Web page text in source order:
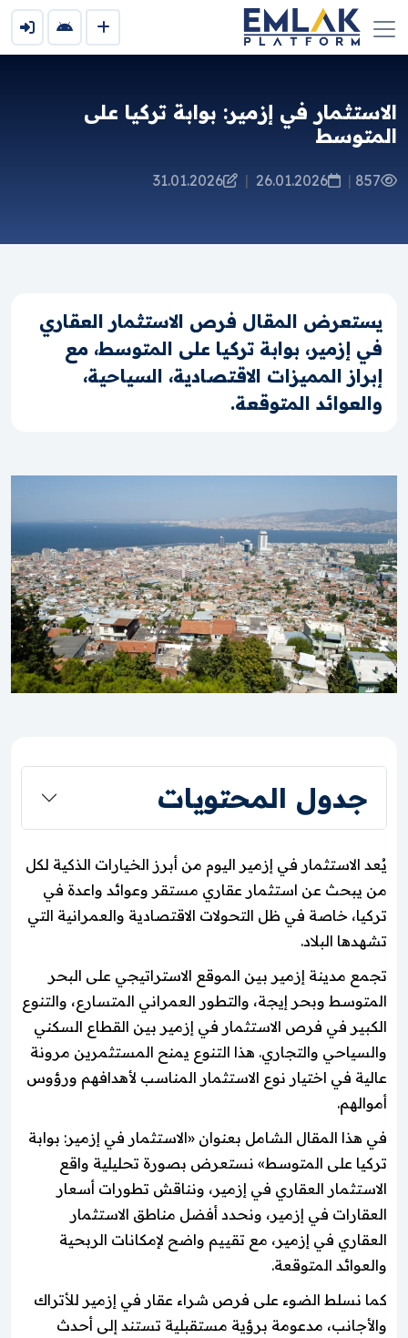
الاستثمار في إزمير: بوابة تركيا على
المتوسط
857
|
26.01.2026
|
31.01.2026
يستعرض المقال فرص الاستثمار العقاري
في إزمير، بوابة تركيا على المتوسط، مع
إبراز المميزات الاقتصادية، السياحية،
والعوائد المتوقعة.
جدول المحتويات
يُعد الاستثمار في إزمير اليوم من أبرز الخيارات الذكية لكل
من يبحث عن استثمار عقاري مستقر وعوائد واعدة في
تركيا، خاصة في ظل التحولات الاقتصادية والعمرانية التي
تشهدها البلاد.
تجمع مدينة إزمير بين الموقع الاستراتيجي على البحر
المتوسط وبحر إيجة، والتطور العمراني المتسارع، والتنوع
الكبير في فرص الاستثمار في إزمير بين القطاع السكني
والسياحي والتجاري. هذا التنوع يمنح المستثمرين مرونة
عالية في اختيار نوع الاستثمار المناسب لأهدافهم ورؤوس
أموالهم.
في هذا المقال الشامل بعنوان «الاستثمار في إزمير: بوابة
تركيا على المتوسط» نستعرض بصورة تحليلية واقع
الاستثمار العقاري في إزمير، ونناقش تطورات أسعار
العقارات في إزمير، ونحدد أفضل مناطق الاستثمار
العقاري في إزمير، مع تقييم واضح لإمكانات الربحية
والعوائد المتوقعة.
كما نسلط الضوء على فرص شراء عقار في إزمير للأتراك
والأجانب، مدعومة برؤية مستقبلية تستند إلى أحدث